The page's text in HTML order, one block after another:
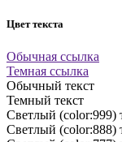
Цвет текста
Обычная ссылка
Темная ссылка
Обычный текст
Темный текст
Светлый (color:999)
Светлый (color:888)